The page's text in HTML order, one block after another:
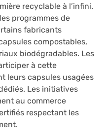
recyclable à l’infini.
programmes de
fabricants
compostables,
biodégradables. Les
à cette
leurs capsules usagées
Les initiatives
au commerce
respectant les